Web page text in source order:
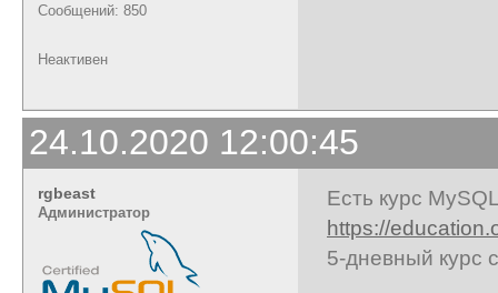
Сообщений: 850
Неактивен
24.10.2020 12:00:45
rgbeast
Администратор
Есть курс
https://
5-дневный курс